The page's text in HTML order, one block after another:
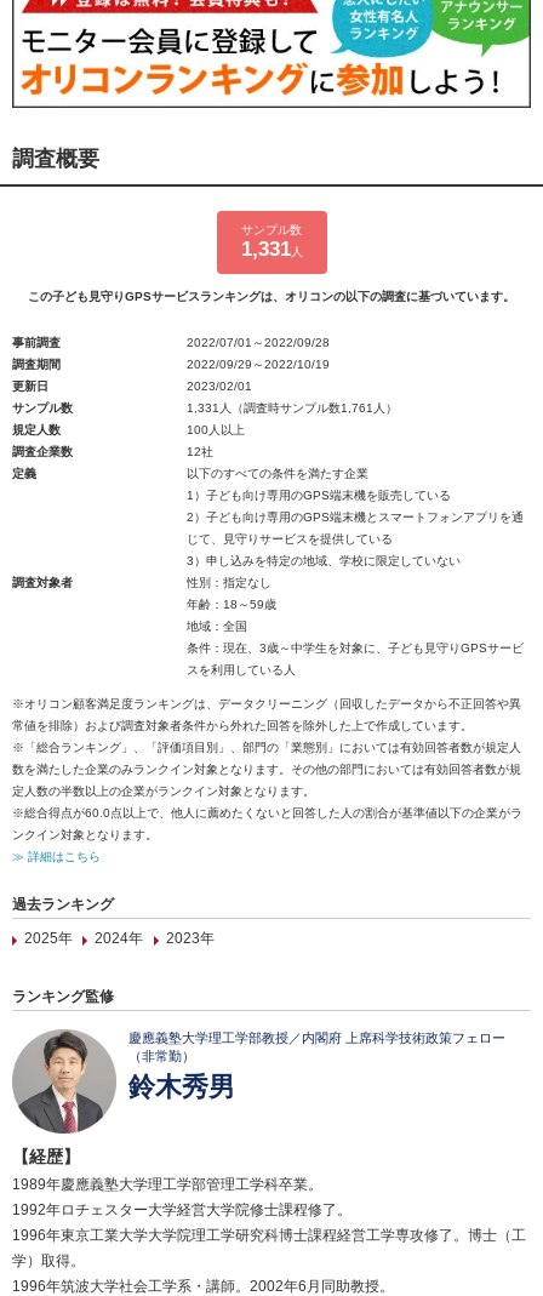
調査概要
サンプル数
1,331人
この子ども見守りGPSサービスランキングは、オリコンの以下の調査に基づいています。
事前調査
2022/07/01～2022/09/28
調査期間
2022/09/29～2022/10/19
更新日
2023/02/01
サンプル数
1,331人（調査時サンプル数1,761人）
規定人数
100人以上
調査企業数
12社
定義
以下のすべての条件を満たす企業
1）子ども向け専用のGPS端末機を販売している
2）子ども向け専用のGPS端末機とスマートフォンアプリを通
じて、見守りサービスを提供している
3）申し込みを特定の地域、学校に限定していない
調査対象者
性別：指定なし
年齢：18～59歳
地域：全国
条件：現在、3歳～中学生を対象に、子ども見守りGPSサービ
スを利用している人
※オリコン顧客満足度ランキングは、データクリーニング（回収したデータから不正回答や異
常値を排除）および調査対象者条件から外れた回答を除外した上で作成しています。
※「総合ランキング」、「評価項目別」、部門の「業態別」においては有効回答者数が規定人
数を満たした企業のみランクイン対象となります。その他の部門においては有効回答者数が規
定人数の半数以上の企業がランクイン対象となります。
※総合得点が60.0点以上で、他人に薦めたくないと回答した人の割合が基準値以下の企業がラ
ンクイン対象となります。
≫ 詳細はこちら
過去ランキング
2025年
2024年 2023年
ランキング監修
慶應義塾大学理工学部教授／内閣府 上席科学技術政策フェロー
（非常勤）
鈴木秀男
【経歴】
1989年慶應義塾大学理工学部管理工学科卒業。
1992年ロチェスター大学経営大学院修士課程修了。
1996年東京工業大学大学院理工学研究科博士課程経営工学専攻修了。博士（工
学）取得。
1996年筑波大学社会工学系・講師。2002年6月同助教授。